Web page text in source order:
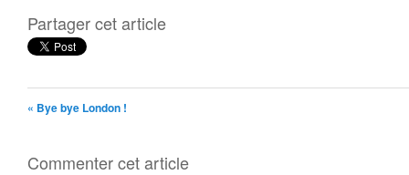
Partager cet article
« Bye bye London !
Commenter cet article